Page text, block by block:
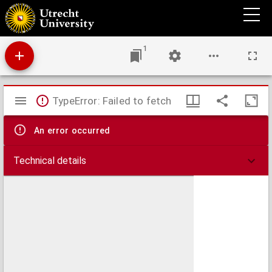
Kaart van de Nienoortsche veenen wijken diepen gruppen meiren; en nieuw molen
canaal &c. &c. &c.
1
Mirador
viewer
TypeError: Failed to fetch
An error occurred
Technical details